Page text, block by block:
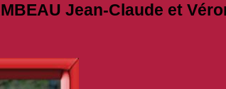
Jean-Claude et